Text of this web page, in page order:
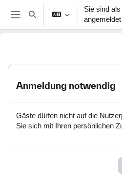
Zum Hauptinhalt
Website-Übersicht
Sucheingabe umschalten
Sie sind
angemeldet
Anmeldung notwendig
Gäste dürfen nicht auf die
Sie sich mit Ihren persönlichen